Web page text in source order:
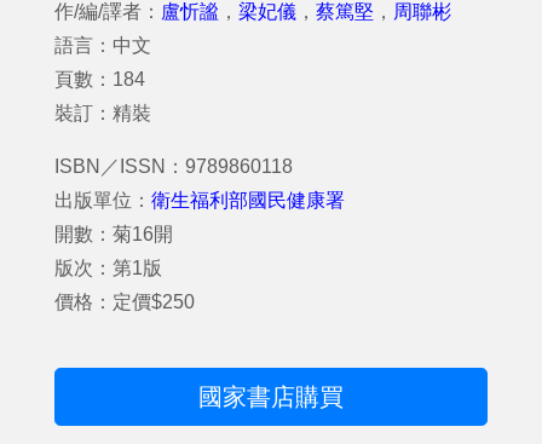
作/編/譯者： 盧忻謐 ， 梁妃儀 ， 蔡篤堅 ， 周聯彬
語言：中文
頁數：184
裝訂：精裝
ISBN／ISSN：9789860118
出版單位： 衛生福利部國民健康署
開數：菊16開
版次：第1版
價格：定價$250
國家書店購買